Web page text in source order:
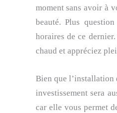
moment sans avoir à
beauté. Plus
horaires de ce
chaud et appréciez
Bien que l’installation
investissement sera
car elle vous permet